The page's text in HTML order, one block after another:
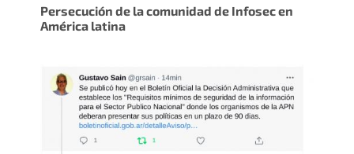
Persecución de la comunidad de Infosec en
América latina